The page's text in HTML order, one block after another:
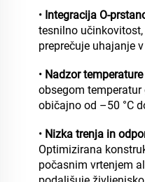
• Integracija O-
tesnilno
preprečuje uhajanje
• Nadzor temperature
obsegom temperatur
običajno od –50 °C
• Nizka trenja in
Optimizirana
počasnim vrtenjem